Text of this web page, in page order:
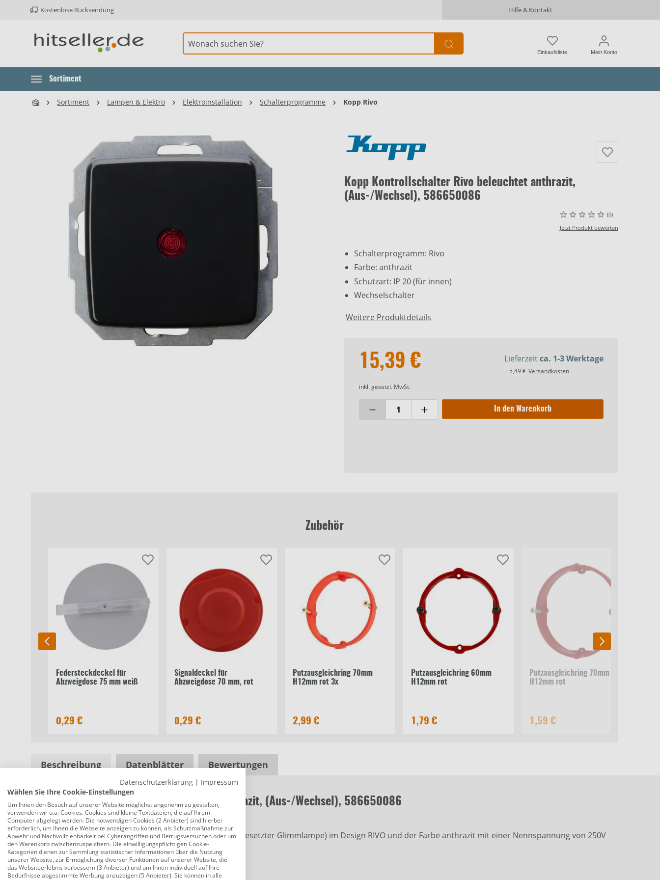
Hauptnavigation springen
Kostenlose Rücksendung Hilfe & Kontakt
Einkaufsliste Mein Konto
Sortiment
Sortiment Lampen & Elektro Elektroinstallation Schalterprogramme Kopp Rivo
Kopp Kontrollschalter Rivo beleuchtet anthrazit,
(Aus-/Wechsel), 586650086
(0)
Jetzt Produkt bewerten
Schalterprogramm: Rivo
Farbe: anthrazit
Schutzart: IP 20 (für innen)
Wechselschalter
Weitere Produktdetails
15,39 €
inkl. gesetzl. MwSt.
Lieferzeitca. 1-3 Werktage
+ 5,49 € Versandkosten
In den Warenkorb
Zubehör
Federsteckdeckel für
Abzweigdose 75 mm weiß
0,29 €
Signaldeckel für
Abzweigdose 70 mm, rot
0,29 €
Putzausgleichring 70mm
H12mm rot 3x
2,99 €
Putzausgleichring 60mm
H12mm rot
1,79 €
Putzausgleichring 70mm
H12mm rot
1,59 €
Beschreibung Datenblätter Bewertungen
Kopp Kontrollschalter Rivo beleuchtet anthrazit, (Aus-/Wechsel), 586650086
Produktnummer:0775043274
Kontrollschalter (Aus-/Wechselschalter mit Linse und eingesetzter Glimmlampe) im Design RIVO und der Farbe anthrazit mit einer Nennspannung von 250V
sowie einem Schaltvermögen von 10AX. Schutzart IP 20.
Schalterprogramm: Rivo
Datenschutzerklärung | Impressum
Wählen Sie Ihre Cookie-Einstellungen
Um Ihnen den Besuch auf unserer Website möglichst angenehm zu gestalten,
verwenden wir u.a. Cookies. Cookies sind kleine Textdateien, die auf Ihrem
Computer abgelegt werden. Die notwendigen Cookies (2 Anbieter) sind hierbei
erforderlich, um Ihnen die Webseite anzeigen zu können, als Schutzmaßnahme zur
Abwehr und Nachvollziehbarkeit bei Cyberangriffen und Betrugsversuchen oder um
den Warenkorb zwischenzuspeichern. Die einwilligungspflichtigen Cookie-
Kategorien dienen zur Sammlung statistischer Informationen über die Nutzung
unserer Website, zur Ermöglichung diverser Funktionen auf unserer Website, die
das Websiteerlebnis verbessern (3 Anbieter) und um Ihnen individuell auf Ihre
Bedürfnisse abgestimmte Werbung anzuzeigen (5 Anbieter). Sie können in alle